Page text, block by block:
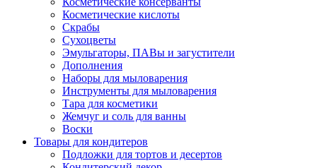
Косметические кислоты
Скрабы
Сухоцветы
Эмульгаторы, ПАВы и загустители
Дополнения
Наборы для мыловарения
Инструменты для мыловарения
Тара для косметики
Жемчуг и соль для ванны
Воски
Товары для кондитеров
Подложки для тортов и десертов